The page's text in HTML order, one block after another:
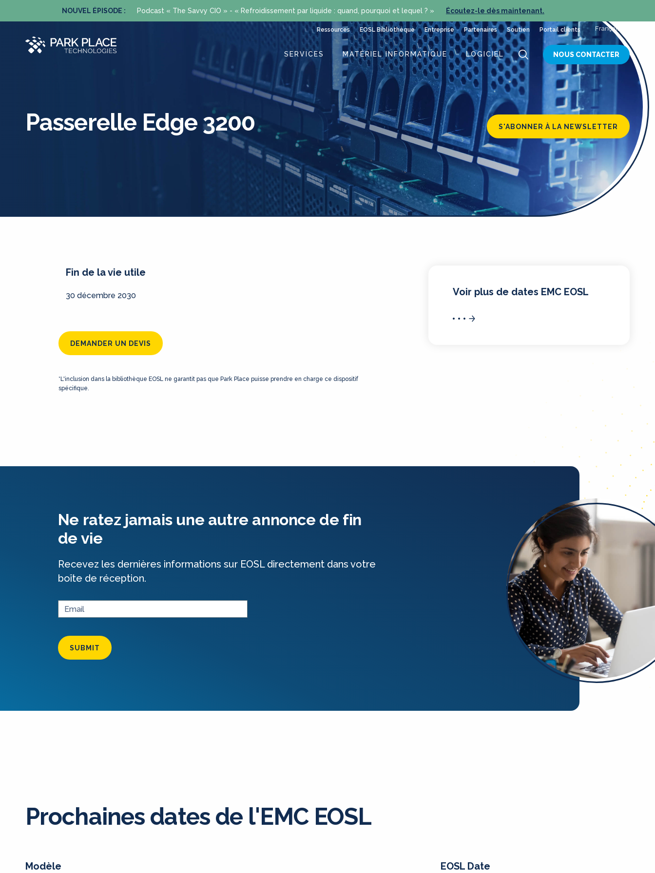
NOUVEL ÉPISODE : Podcast « The Savvy CIO » - « Refroidissement par liquide : quand, pourquoi et lequel ? » Écoutez-le dès maintenant.
Ressources EOSL Bibliothèque Entreprise Partenaires Soutien Portail clients Français
SERVICES MATÉRIEL INFORMATIQUE LOGICIEL NOUS CONTACTER
S'ABONNER À LA NEWSLETTER
Passerelle Edge 3200
Fin de la vie utile
30 décembre 2030
DEMANDER UN DEVIS
*L'inclusion dans la bibliothèque EOSL ne garantit pas que Park Place puisse prendre en charge ce dispositif
spécifique.
Voir plus de dates EMC EOSL
Ne ratez jamais une autre annonce de fin
de vie
Recevez les dernières informations sur EOSL directement dans votre
boîte de réception.
SUBMIT
Prochaines dates de l'EMC EOSL
Modèle EOSL Date